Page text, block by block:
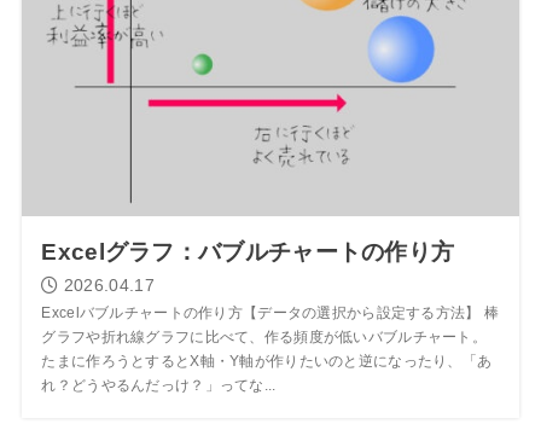
Excelグラフ：バブルチャートの作り方
2026.04.17
Excelバブルチャートの作り方【データの選択から設定する方法】 棒
グラフや折れ線グラフに比べて、作る頻度が低いバブルチャート。
たまに作ろうとするとX軸・Y軸が作りたいのと逆になったり、「あ
れ？どうやるんだっけ？」ってな...